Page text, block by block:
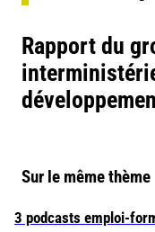
Rapport du
Sur le même thème
3 podcasts emploi-